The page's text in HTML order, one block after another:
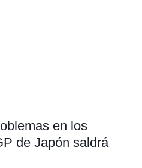
en los
de Japón saldrá